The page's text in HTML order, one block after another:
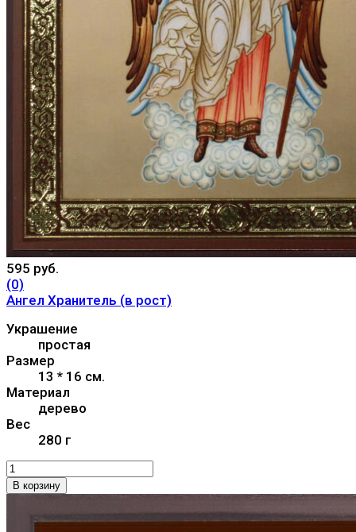
595 руб.
(0)
Ангел Хранитель (в рост)
Украшение
простая
Размер
13 * 16 см.
Материал
дерево
Вес
280 г
В корзину